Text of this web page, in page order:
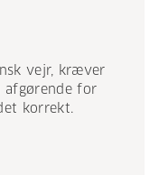
vejr, kræver
afgørende for
korrekt.